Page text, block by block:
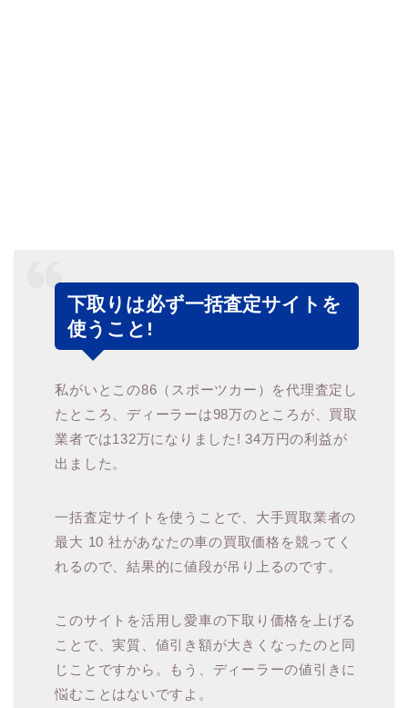
下取りは必ず一括査定サイトを
使うこと!
私がいとこの86（スポーツカー）を代理査定し
たところ、ディーラーは98万のところが、買取
業者では132万になりました! 34万円の利益が
出ました。
一括査定サイトを使うことで、大手買取業者の
最大 10 社があなたの車の買取価格を競ってく
れるので、結果的に値段が吊り上るのです。
このサイトを活用し愛車の下取り価格を上げる
ことで、実質、値引き額が大きくなったのと同
じことですから。もう、ディーラーの値引きに
悩むことはないですよ。